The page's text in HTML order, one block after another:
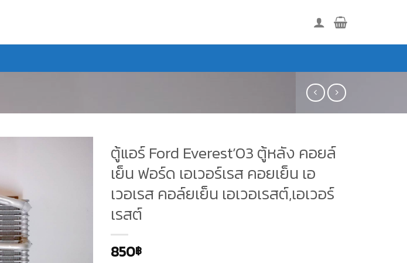
ตู้แอร์ Ford Everest’03 ตู้หลัง คอยล์
เย็น ฟอร์ด เอเวอร์เรส คอยเย็น เอ
เวอเรส คอล์ยเย็น เอเวอเรสต์,เอเวอร์
เรสต์
850฿